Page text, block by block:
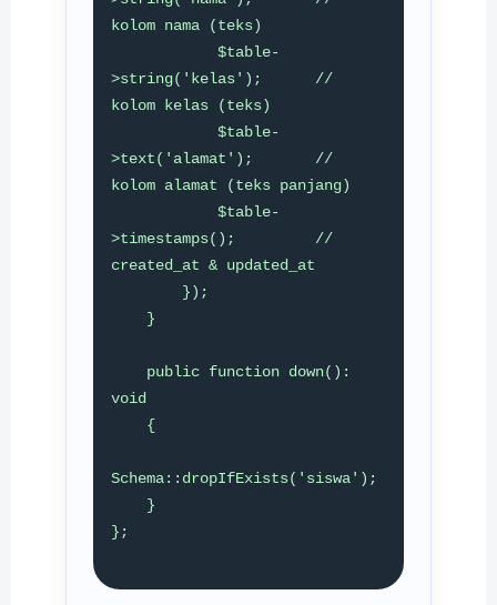
kolom nama (teks)
            $table-
>string('kelas');      //
kolom kelas (teks)
            $table-
>text('alamat');       //
kolom alamat (teks panjang)
            $table-
>timestamps();         //
created_at & updated_at
void
Schema::dropIfExists('siswa');
};